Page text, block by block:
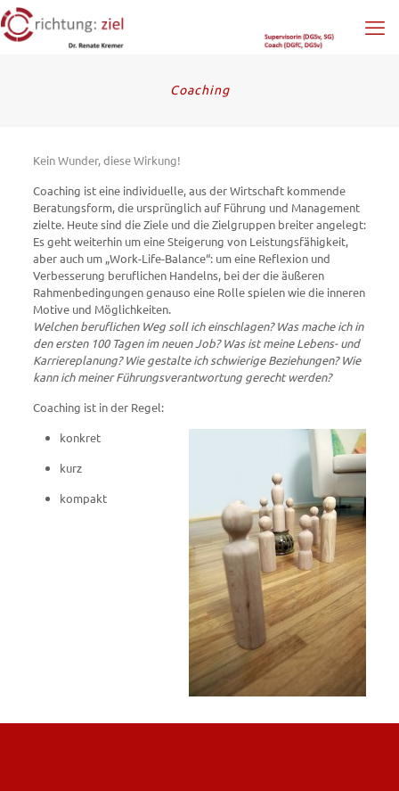
Coaching
Kein Wunder, diese Wirkung!
Coaching ist eine individuelle, aus der Wirtschaft kommende
Beratungsform, die ursprünglich auf Führung und Management
zielte. Heute sind die Ziele und die Zielgruppen breiter angelegt:
Es geht weiterhin um eine Steigerung von Leistungsfähigkeit,
aber auch um „Work-Life-Balance“: um eine Reflexion und
Verbesserung beruflichen Handelns, bei der die äußeren
Rahmenbedingungen genauso eine Rolle spielen wie die inneren
Motive und Möglichkeiten.
Welchen beruflichen Weg soll ich einschlagen? Was mache ich in
den ersten 100 Tagen im neuen Job? Was ist meine Lebens- und
Karriereplanung? Wie gestalte ich schwierige Beziehungen? Wie
kann ich meiner Führungsverantwortung gerecht werden?
Coaching ist in der Regel:
konkret
kurz
kompakt